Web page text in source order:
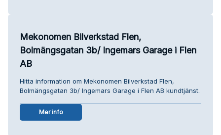
Mekonomen Bilverkstad Flen,
Bolmängsgatan 3b/ Ingemars Garage i Flen
AB
Hitta information om Mekonomen Bilverkstad Flen,
Bolmängsgatan 3b/ Ingemars Garage i Flen AB kundtjänst.
Mer info